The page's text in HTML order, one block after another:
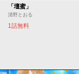
「壇蜜」
清野とおる
1話無料